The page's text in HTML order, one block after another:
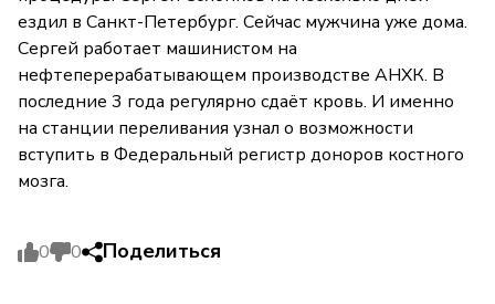
ездил в Санкт-Петербург. Сейчас мужчина уже дома.
Сергей работает машинистом на
нефтеперерабатывающем производстве АНХК. В
последние 3 года регулярно сдаёт кровь. И именно
на станции переливания узнал о возможности
вступить в Федеральный регистр доноров костного
мозга.
0 0 Поделиться